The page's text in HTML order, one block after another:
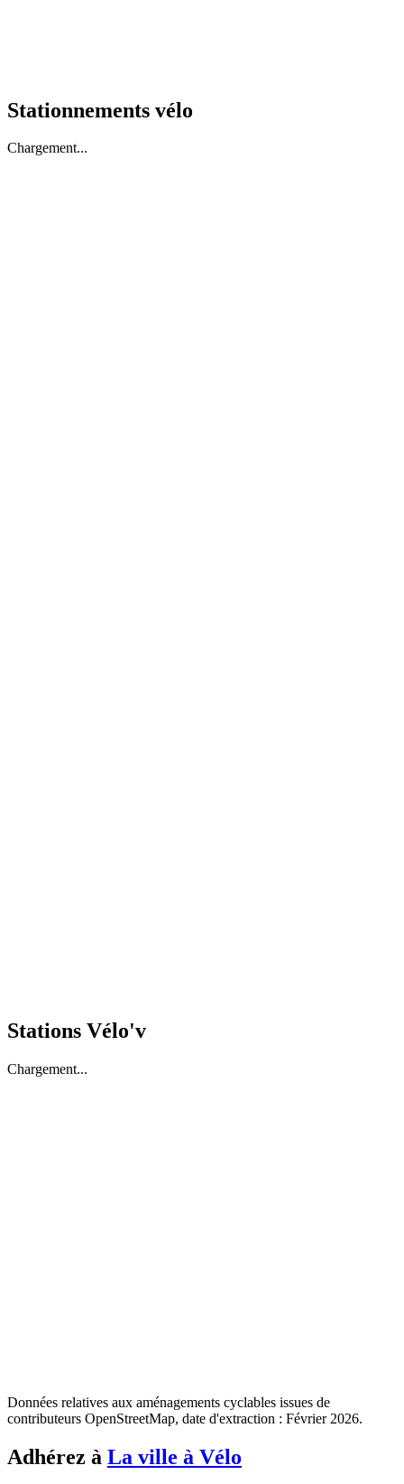
Stationnements vélo
Chargement...
Stations Vélo'v
Chargement...
Données relatives aux aménagements cyclables issues de
contributeurs OpenStreetMap, date d'extraction : Février 2026.
Adhérez à La ville à Vélo